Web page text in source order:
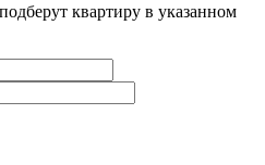
квартиру в указанном